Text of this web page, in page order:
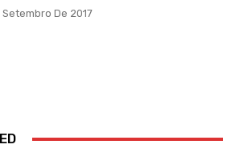
Setembro De 2017